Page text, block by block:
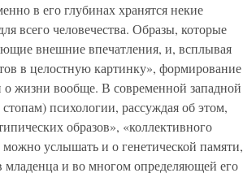
в его глубинах хранятся некие
всего человечества. Образы, которые
внешние впечатления, и, всплывая
в целостную картинку», формирование
жизни вообще. В современной западной
психологии, рассуждая об этом,
образов», «коллективного
можно услышать и о генетической памяти,
младенца и во многом определяющей его